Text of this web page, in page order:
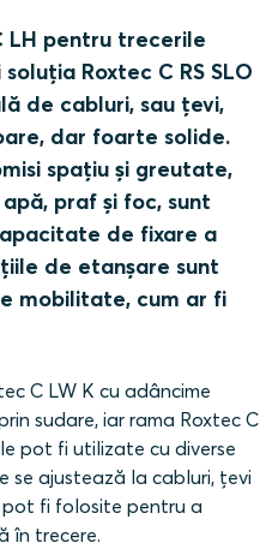
LH pentru trecerile
Roxtec C RS SLO
de cabluri, sau țevi,
dar foarte solide.
spațiu și greutate,
praf și foc, sunt
de fixare a
de etanșare sunt
mobilitate, cum ar fi
C LW K cu adâncime
sudare, iar rama Roxtec C
pot fi utilizate cu diverse
se ajustează la cabluri, țevi
pot fi folosite pentru a
în trecere.